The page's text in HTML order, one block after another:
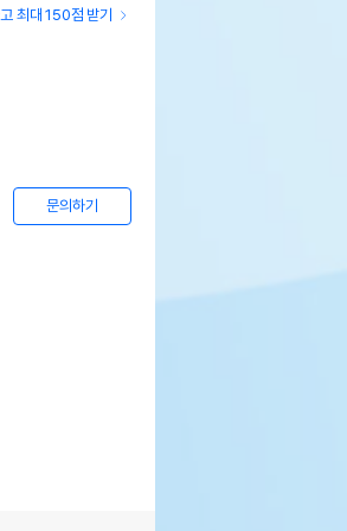
최대 150점 받기
문의하기